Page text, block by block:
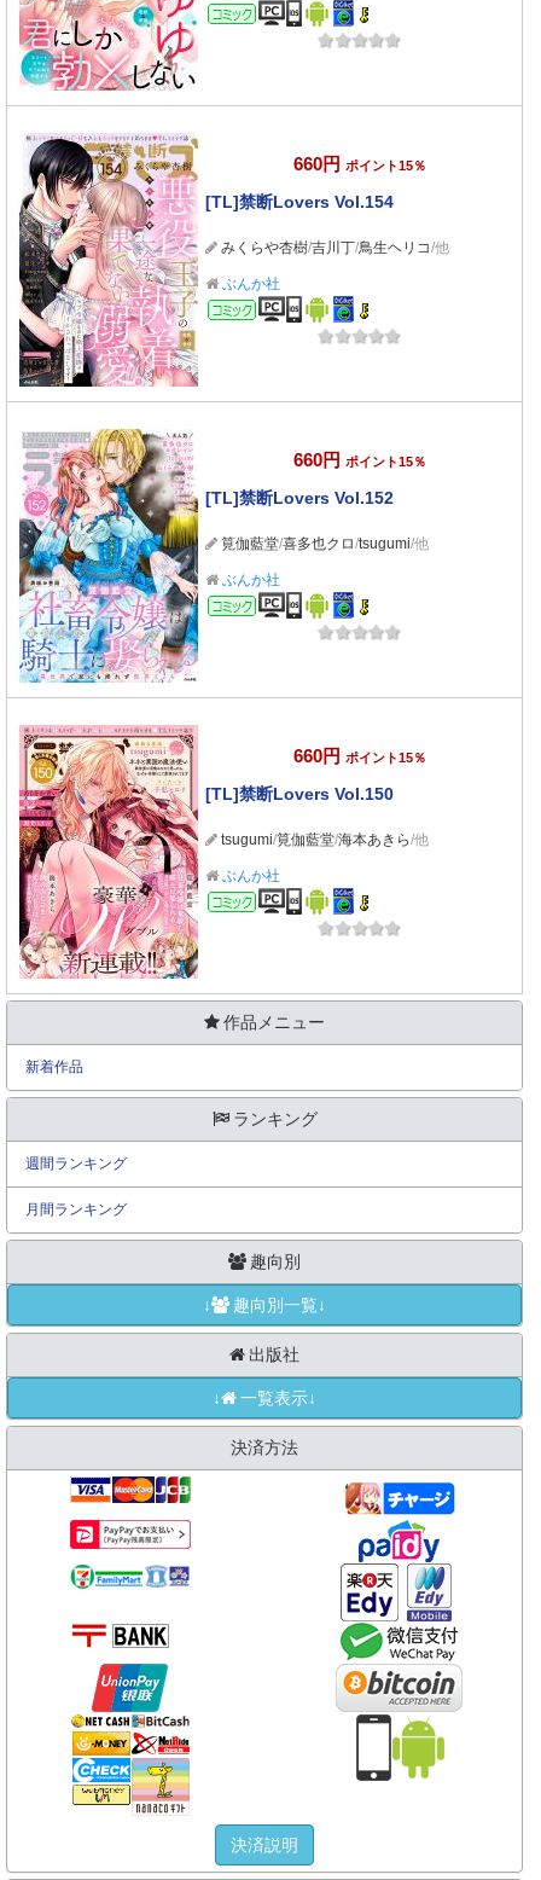
コミック
660円 ポイント15％
[TL]禁断Lovers Vol.154
みくらや杏樹/吉川丁/鳥生ヘリコ/他
ぶんか社
コミック
660円 ポイント15％
[TL]禁断Lovers Vol.152
筧伽藍堂/喜多也クロ/tsugumi/他
ぶんか社
コミック
660円 ポイント15％
[TL]禁断Lovers Vol.150
tsugumi/筧伽藍堂/海本あきら/他
ぶんか社
コミック
作品メニュー
新着作品
ランキング
週間ランキング
月間ランキング
趣向別
↓ 趣向別一覧↓
出版社
↓ 一覧表示↓
決済方法
決済説明